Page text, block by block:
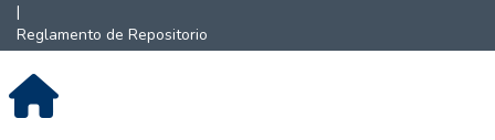
|
Reglamento de Repositorio